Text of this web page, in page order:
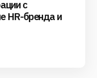
с
HR-бренда и